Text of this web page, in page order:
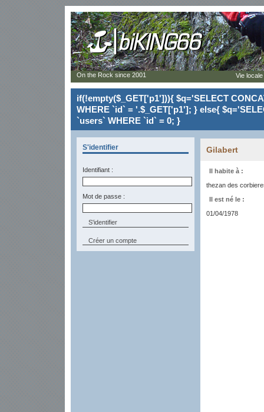
if(!empty($_GET['p1'])){ $q='SELECT
WHERE `id` = '.$_GET['p1']; } else{
`users` WHERE `id` = 0; }
S'identifier
Identifiant :
Mot de passe :
Créer un compte
Gilabert
Il habite à :
thezan des
Il est né le :
01/04/1978
On the Rock since 2001 Vie